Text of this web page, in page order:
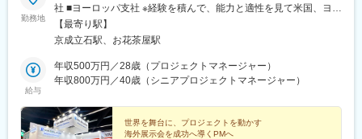
勤務地
社 ■ヨーロッパ支社 ※経験を積んで、能力と適性を見て米国、ヨー
ロッパ支社赴任可能（要相談）【アクセス】 《東京本社》 京成押
上線『京成立石駅』より徒歩9分 京成本線線『お花茶屋駅』より
【最寄り駅】
京成立石駅、お花茶屋駅
給与
年収500万円／28歳（プロジェクトマネージャー）
年収800万円／40歳（シニアプロジェクトマネージャー）
世界を舞台に、プロジェクトを動かす
海外展示会を成功へ導くPMへ